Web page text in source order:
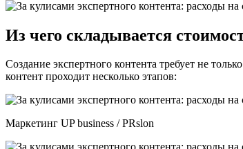
Из чего складывается
Создание экспертного контента требует не
контент проходит несколько этапов:
Маркетинг UP business / PRslon